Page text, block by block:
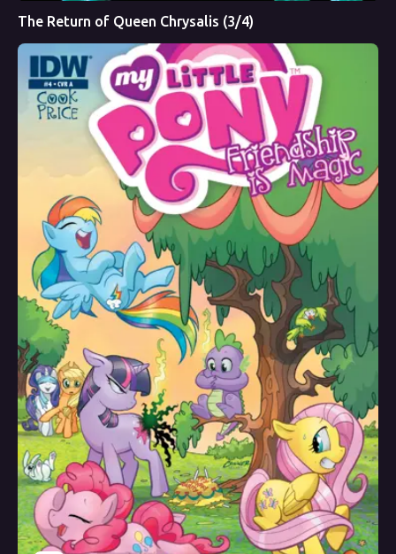
The Return of Queen Chrysalis (3/4)